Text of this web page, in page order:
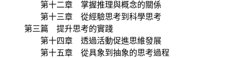
第十二章 掌握推理與概念的關係
第十三章 從經驗思考到科學思考
第三篇 提升思考的實踐
第十四章 透過活動促進思維發展
第十五章 從具象到抽象的思考過程